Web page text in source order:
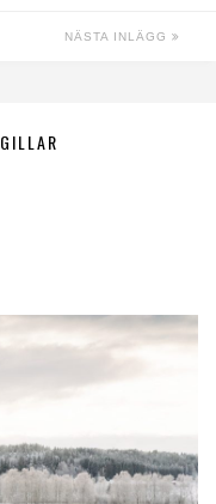
NÄSTA INLÄGG